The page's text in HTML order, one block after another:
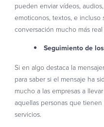
pueden enviar vídeos,
emoticonos, textos, e incluso
conversación mucho más
Seguimiento de
Si en algo destaca la
para saber si el mensaje ha
mucho a las empresas a
aquellas personas que
servicios.